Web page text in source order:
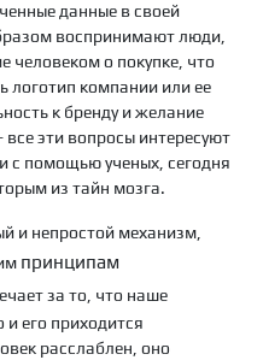
данные в своей
воспринимают люди,
человеком о покупке, что
логотип компании или ее
к бренду и желание
эти вопросы интересуют
с помощью ученых, сегодня
из тайн мозга.
и непростой механизм,
принципам
за то, что наше
его приходится
расслаблен, оно